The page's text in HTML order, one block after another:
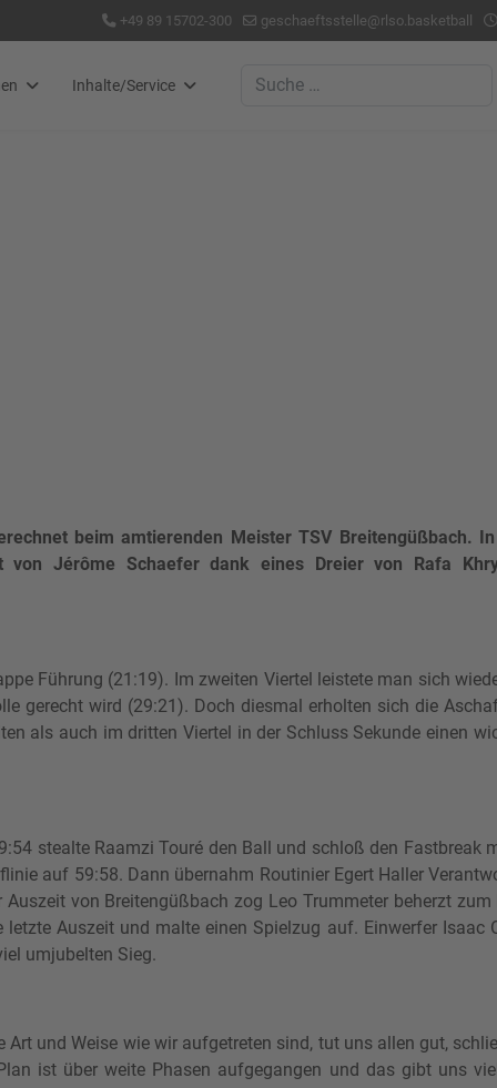
+49 89 15702-300 geschaeftsstelle@rlso.basketball
Inhalte/Service Suchen
beim amtierenden Meister TSV Breitengüßbach.
Jérôme Schaefer dank eines Dreier von Rafa
Führung (21:19). Im zweiten Viertel leistete man sich
gerecht wird (29:21). Doch diesmal erholten sich die
als auch im dritten Viertel in der Schluss Sekunde einen
stealte Raamzi Touré den Ball und schloß den Fastbreak
auf 59:58. Dann übernahm Routinier Egert Haller
von Breitengüßbach zog Leo Trummeter beherzt
Auszeit und malte einen Spielzug auf. Einwerfer Isaac
umjubelten Sieg.
und Weise wie wir aufgetreten sind, tut uns allen gut,
ist über weite Phasen aufgegangen und das gibt uns